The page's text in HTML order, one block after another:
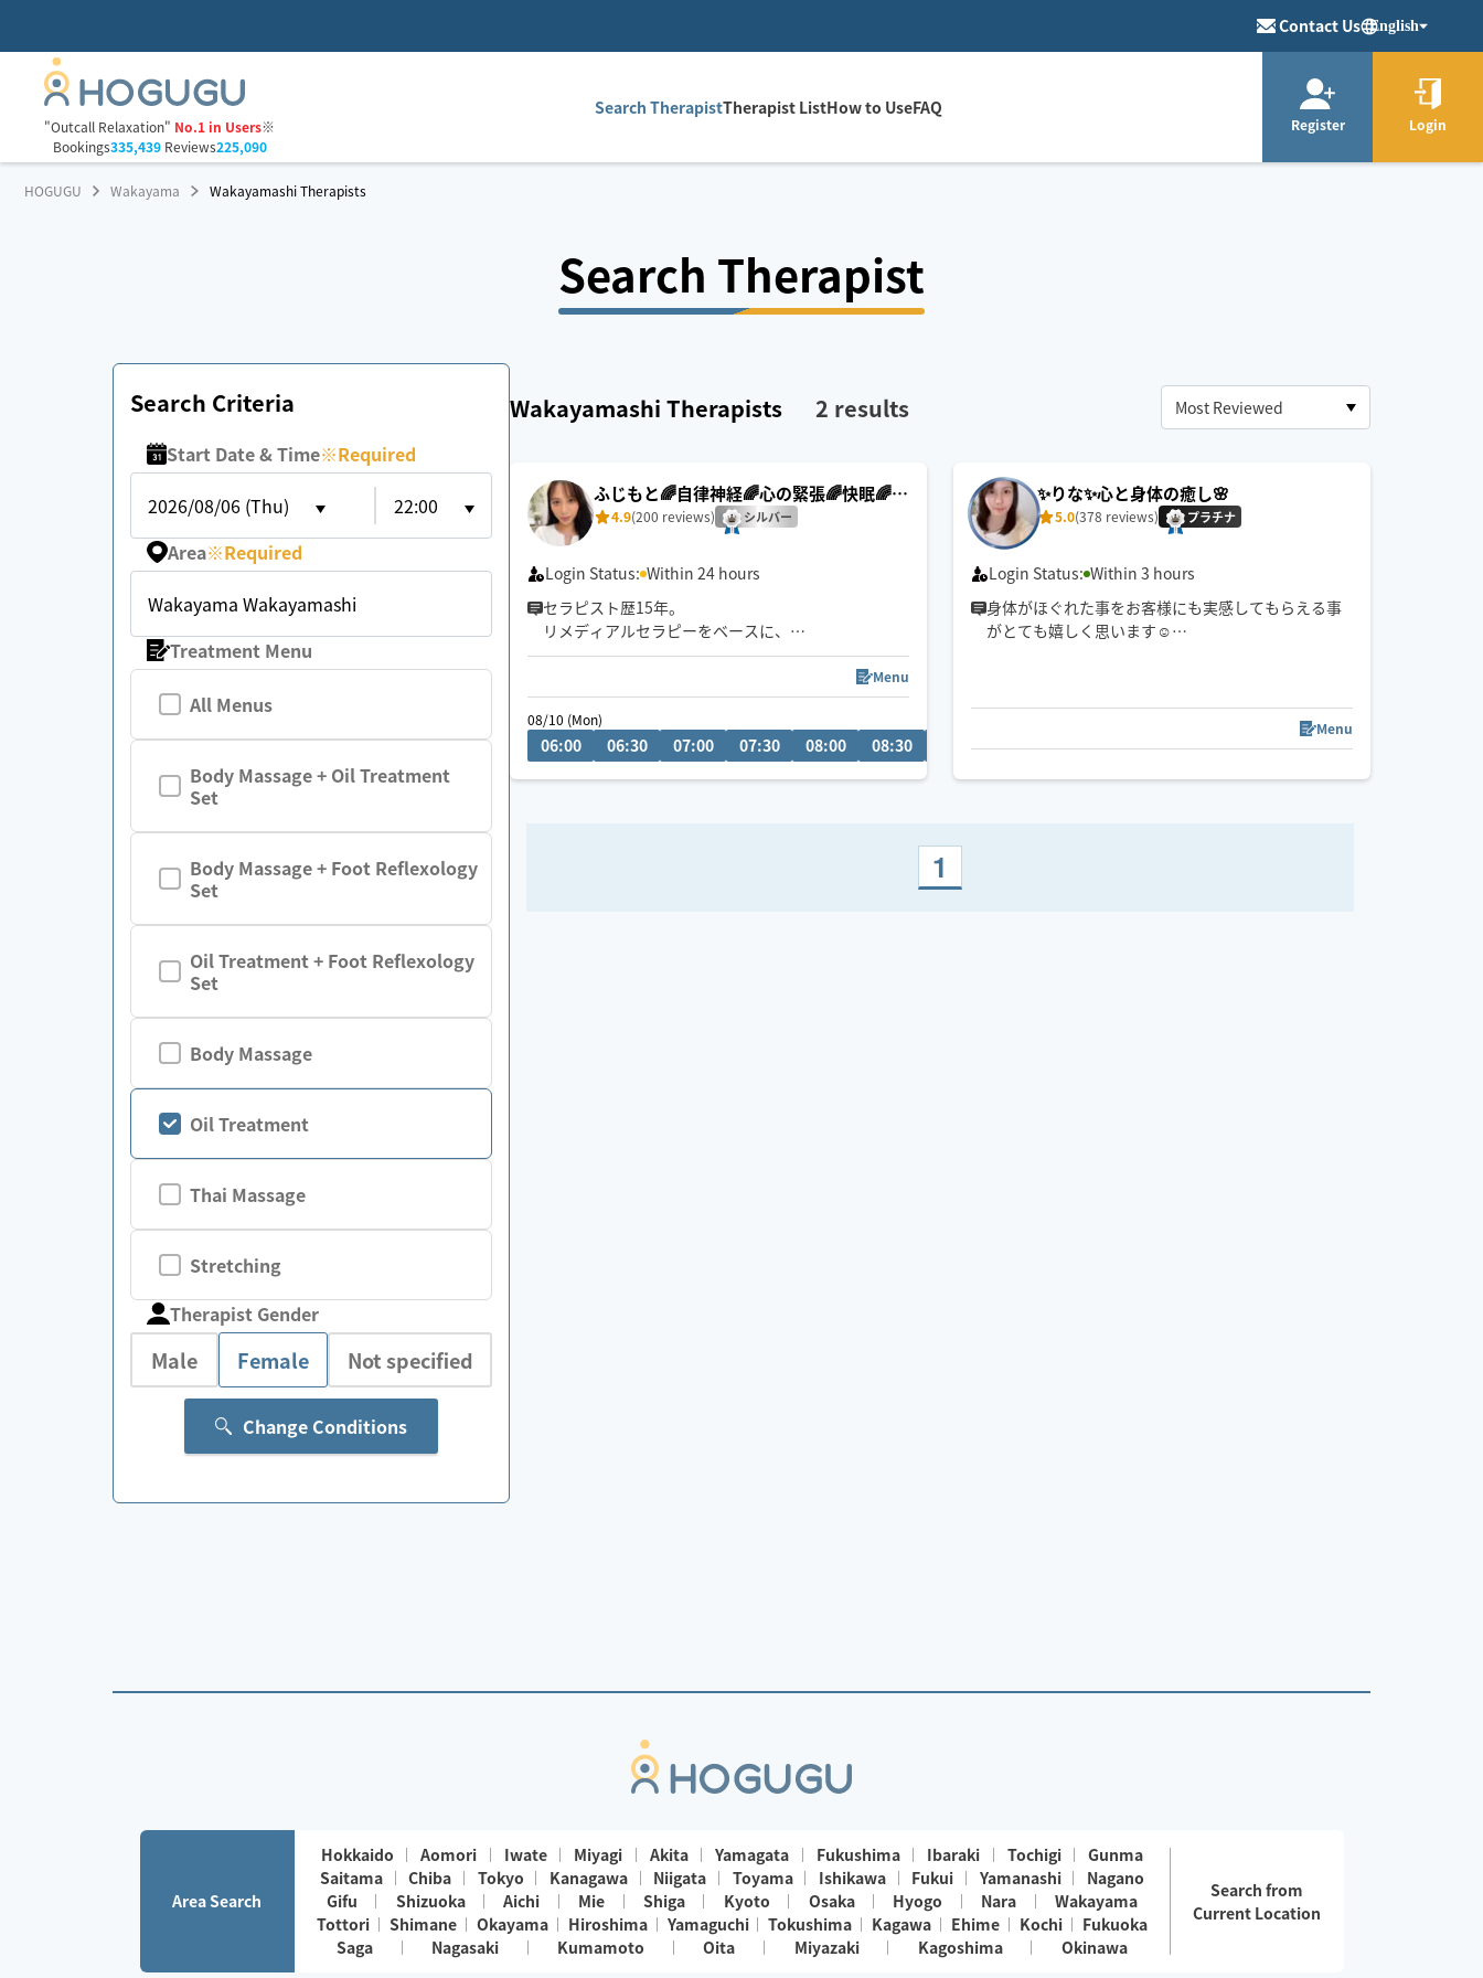
Contact Us English
"Outcall Relaxation" No.1 in Users※
Bookings335,439Reviews225,090
Search TherapistTherapist ListHow to UseFAQ
Register Login
HOGUGU Wakayama Wakayamashi Therapists
Search Therapist
Search Criteria
Start Date & Time※Required
2026/08/06 (Thu)
22:00
Area※Required
Wakayama Wakayamashi
Treatment Menu
All Menus
Body Massage + Oil Treatment
Set
Body Massage + Foot Reflexology
Set
Oil Treatment + Foot Reflexology
Set
Body Massage
Oil Treatment
Thai Massage
Stretching
Therapist Gender
Male Female Not specified
Change Conditions
Wakayamashi Therapists 2 results
ふじもと🌈自律神経🌈心の緊張🌈快眠🌈疲
労回復
4.9(200 reviews) シルバー
Login Status: Within 24 hours
セラピスト歴15年。
リメディアルセラピーをベースに、
身体の深部からゆるめながら
やさしくしっかり効く💪
ただ疲れを取るだけじゃなく、
「力を抜く感覚」を思い出す時間を。
Menu
08/10 (Mon)
06:00 06:30 07:00 07:30 08:00 08:30 09:00 09:30 10:00 10:30 11:00 11:30
✨りな✨心と身体の癒し️🌸
5.0(378 reviews) プラチナ
Login Status: Within 3 hours
身体がほぐれた事をお客様にも実感してもらえる事
がとても嬉しく思います☺️
また会えるのを楽しみにしています🍀
Menu
1
Area Search
Hokkaido Aomori Iwate Miyagi Akita Yamagata Fukushima Ibaraki Tochigi
Gunma
Saitama
Chiba Tokyo Kanagawa Niigata Toyama Ishikawa Fukui Yamanashi
Nagano
Gifu
Shizuoka Aichi Mie Shiga Kyoto Osaka Hyogo Nara
Wakayama
Tottori
Shimane Okayama Hiroshima Yamaguchi Tokushima Kagawa Ehime Kochi
Fukuoka
Saga
Nagasaki Kumamoto Oita Miyazaki Kagoshima Okinawa
Search from
Current Location